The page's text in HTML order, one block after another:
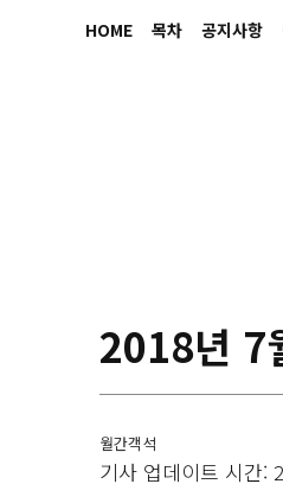
HOME 목차 공지사항
2018년 7
월간객석
기사 업데이트 시간: